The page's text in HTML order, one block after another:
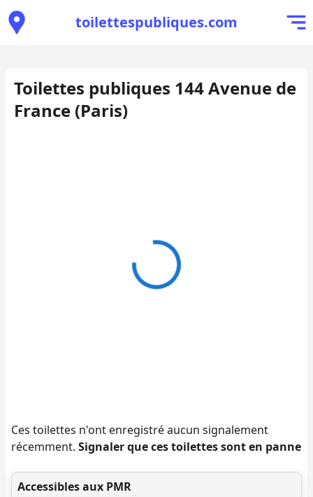
toilettespubliques.com
Toilettes publiques 144 Avenue de
France (Paris)
Ces toilettes n'ont enregistré aucun signalement
récemment. Signaler que ces toilettes sont en panne
Accessibles aux PMR